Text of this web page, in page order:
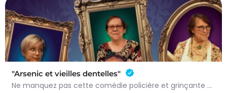
"Arsenic et vieilles dentelles"
Ne manquez pas cette comédie policière et grinçante de Joseph Kesselring, adaptée et mise en scène par Benoît…